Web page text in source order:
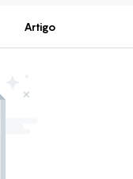
Artigo